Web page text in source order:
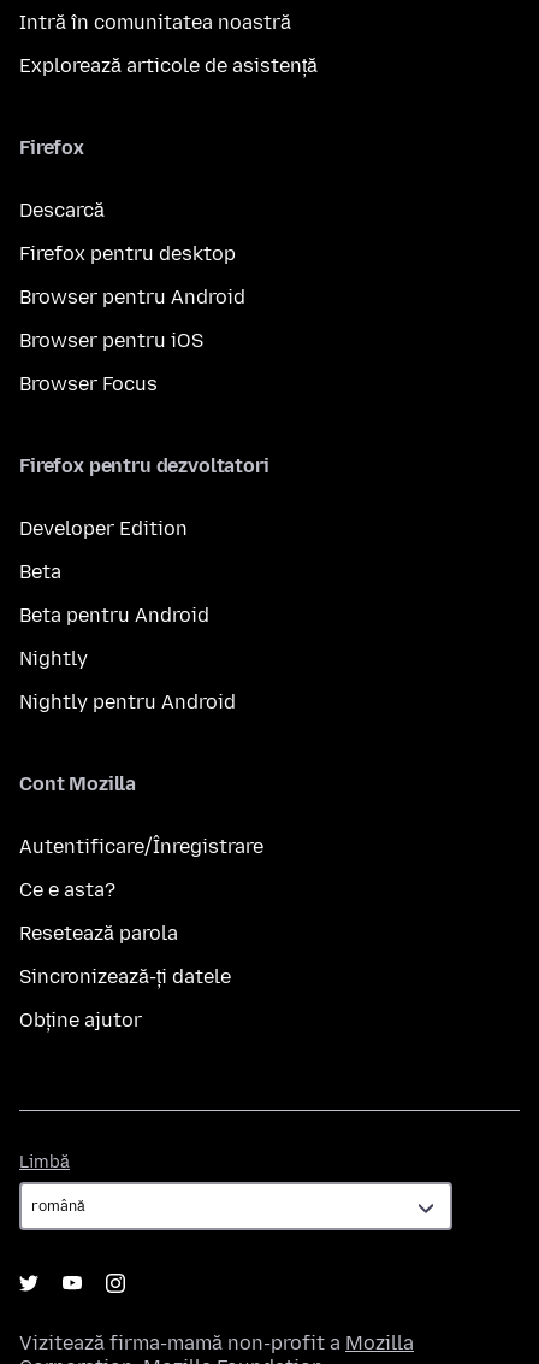
Intră în comunitatea noastră
Explorează articole de asistență
Firefox
Descarcă
Firefox pentru desktop
Browser pentru Android
Browser pentru iOS
Browser Focus
Firefox pentru dezvoltatori
Developer Edition
Beta
Beta pentru Android
Nightly
Nightly pentru Android
Cont Mozilla
Autentificare/Înregistrare
Ce e asta?
Resetează parola
Sincronizează-ți datele
Obține ajutor
Limbă
Vizitează firma-mamă non-profit a Mozilla